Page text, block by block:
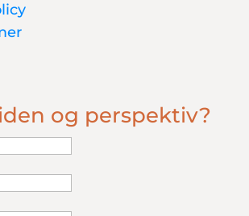
og perspektiv?